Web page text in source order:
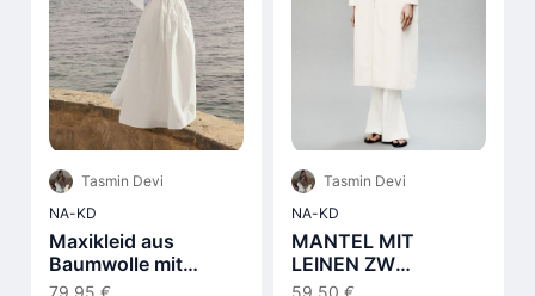
Tasmin Devi
NA-KD
Maxikleid aus
Baumwolle mit
Schnürdetail Weiß
79,95 €
Tasmin Devi
NA-KD
MANTEL MIT
LEINEN ZW
COLLECTION
59,50 €